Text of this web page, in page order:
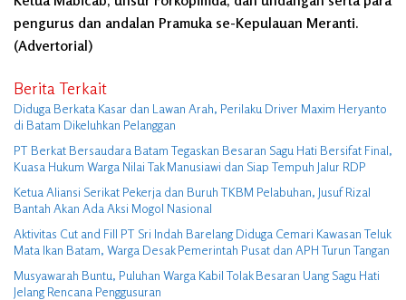
pengurus dan andalan Pramuka se-Kepulauan Meranti.
(Advertorial)
Berita Terkait
Diduga Berkata Kasar dan Lawan Arah, Perilaku Driver Maxim Heryanto
di Batam Dikeluhkan Pelanggan
PT Berkat Bersaudara Batam Tegaskan Besaran Sagu Hati Bersifat Final,
Kuasa Hukum Warga Nilai Tak Manusiawi dan Siap Tempuh Jalur RDP
Ketua Aliansi Serikat Pekerja dan Buruh TKBM Pelabuhan, Jusuf Rizal
Bantah Akan Ada Aksi Mogol Nasional
Aktivitas Cut and Fill PT Sri Indah Barelang Diduga Cemari Kawasan Teluk
Mata Ikan Batam, Warga Desak Pemerintah Pusat dan APH Turun Tangan
Musyawarah Buntu, Puluhan Warga Kabil Tolak Besaran Uang Sagu Hati
Jelang Rencana Penggusuran